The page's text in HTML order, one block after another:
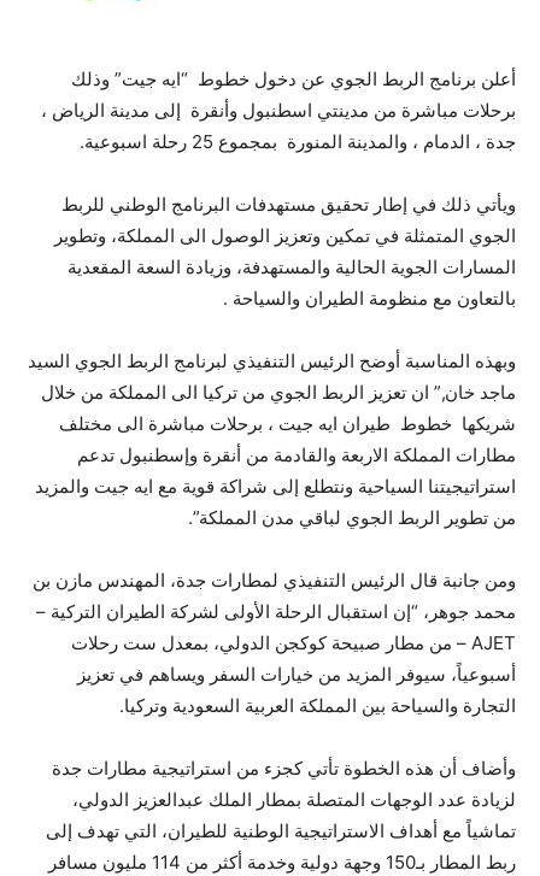
أعلن برنامج الربط الجوي عن دخول خطوط “ايه جيت” وذلك
برحلات مباشرة من مدينتي اسطنبول وأنقرة إلى مدينة الرياض ،
جدة ، الدمام ، والمدينة المنورة بمجموع 25 رحلة اسبوعية.
ويأتي ذلك في إطار تحقيق مستهدفات البرنامج الوطني للربط
الجوي المتمثلة في تمكين وتعزيز الوصول الى المملكة، وتطوير
المسارات الجوية الحالية والمستهدفة، وزيادة السعة المقعدية
بالتعاون مع منظومة الطيران والسياحة .
وبهذه المناسبة أوضح الرئيس التنفيذي لبرنامج الربط الجوي السيد
ماجد خان,” ان تعزيز الربط الجوي من تركيا الى المملكة من خلال
شريكها خطوط طيران ايه جيت ، برحلات مباشرة الى مختلف
مطارات المملكة الاربعة والقادمة من أنقرة وإسطنبول تدعم
استراتيجيتنا السياحية ونتطلع إلى شراكة قوية مع ايه جيت والمزيد
من تطوير الربط الجوي لباقي مدن المملكة”.
ومن جانبة قال الرئيس التنفيذي لمطارات جدة، المهندس مازن بن
محمد جوهر، “إن استقبال الرحلة الأولى لشركة الطيران التركية –
AJET – من مطار صبيحة كوكجن الدولي، بمعدل ست رحلات
أسبوعياً، سيوفر المزيد من خيارات السفر ويساهم في تعزيز
التجارة والسياحة بين المملكة العربية السعودية وتركيا.
وأضاف أن هذه الخطوة تأتي كجزء من استراتيجية مطارات جدة
لزيادة عدد الوجهات المتصلة بمطار الملك عبدالعزيز الدولي،
تماشياً مع أهداف الاستراتيجية الوطنية للطيران، التي تهدف إلى
ربط المطار بـ150 وجهة دولية وخدمة أكثر من 114 مليون مسافر